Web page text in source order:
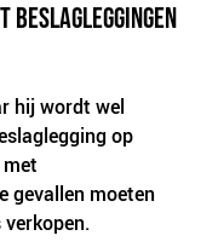
BESLAGLEGGINGEN
hij wordt wel
op
gevallen moeten